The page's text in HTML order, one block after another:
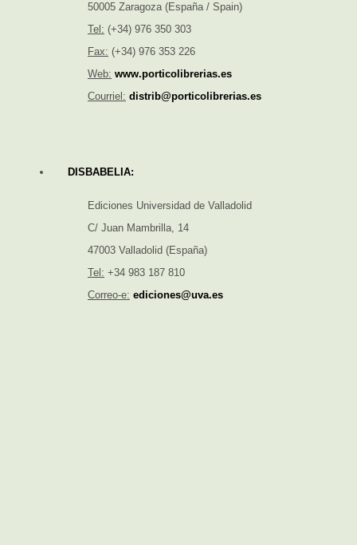
50005 Zaragoza (España / Spain)
Tel: (+34) 976 350 303
Fax: (+34) 976 353 226
Web: www.porticolibrerias.es
Courriel: distrib@porticolibrerias.es
DISBABELIA:
Ediciones Universidad de Valladolid
C/ Juan Mambrilla, 14
47003 Valladolid (España)
Tel: +34 983 187 810
Correo-e: ediciones@uva.es